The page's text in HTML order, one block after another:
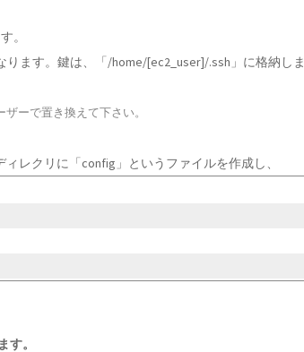
。
ます。鍵は、「/home/[ec2_user]/.ssh」に格納しま
ーで置き換えて下さい。
レクリに「config」というファイルを作成し、
す。